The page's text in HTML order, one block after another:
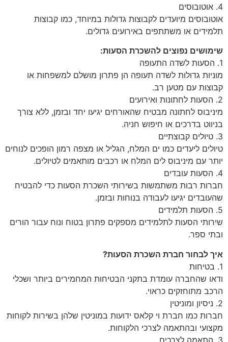
4. אוטובוסים
אוטובוסים מיועדים לקבוצות גדולות במיוחד, כמו קבוצות
תלמידים או משתתפים באירועים גדולים.
שימושים נפוצים להשכרת הסעות:
1. הסעות לשדה התעופה
מוניות גדולות לשדה תעופה הן פתרון מושלם למשפחות או
קבוצות עם מטען רב.
2. הסעות לחתונות ואירועים
מיניבוס לחתונה מבטיח שהאורחים יגיעו יחד ובזמן, ללא צורך
בניווט בדרכים או חיפוש חניה.
3. טיולים קבוצתיים
טיולים ליעדים כמו ים המלח, הגליל או מצפה רמון הופכים לנוחים
יותר עם מיניבוס לים המלח או רכבים מותאמים לטיולים.
4. הסעות עובדים
חברות רבות משתמשות בשירותי השכרת הסעות כדי להבטיח
שהעובדים יגיעו לעבודה בנוחות ובזמן.
5. הסעות תלמידים
שירותי הסעות לתלמידים מספקים פתרון בטוח ונוח עבור הורים
ובתי ספר.
איך לבחור חברת השכרת הסעות?
1. בטיחות
ודאו שהחברה עומדת בתקני הבטיחות המחמירים ביותר ושכלי
הרכב מתוחזקים כראוי.
2. ניסיון ומוניטין
חברות כמו חברת וי קלאס ידועות במוניטין שלהן בשירות לקוחות
מקצועי ובהתאמה לצרכי הלקוחות.
3. התאמה לצרכים